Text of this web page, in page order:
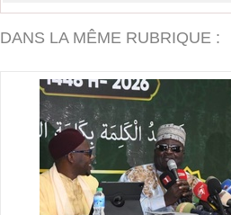
DANS LA MÊME RUBRIQUE :